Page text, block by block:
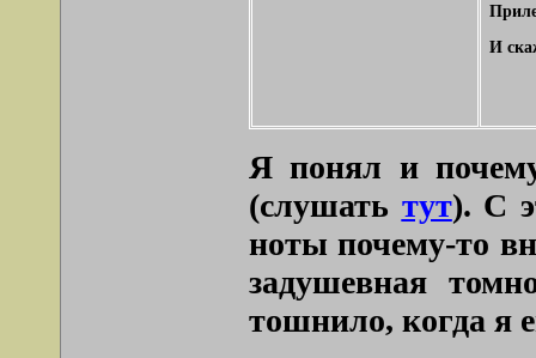
И
Я понял и
(слушать тут). С
ноты почему-то
задушевная
тошнило, когда я